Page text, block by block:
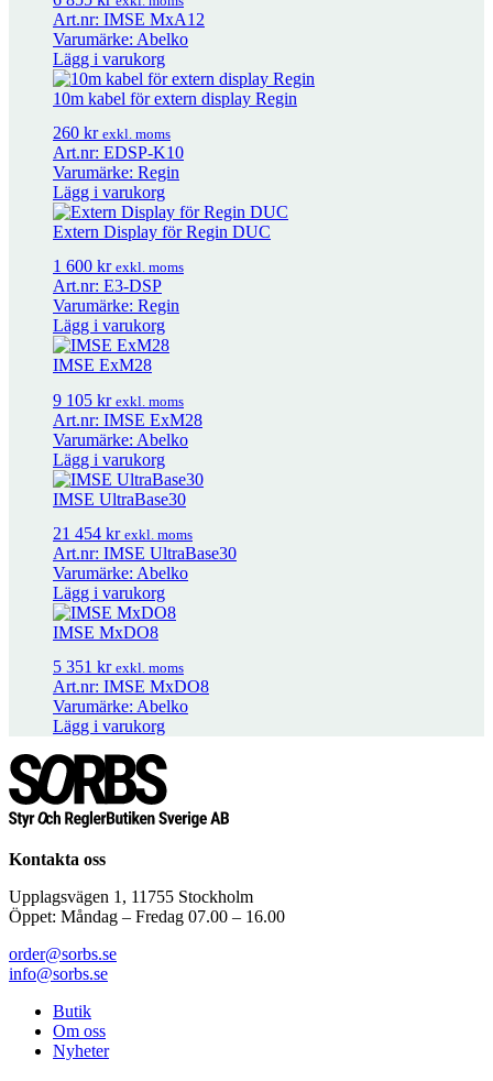
Adapter för M400/M800/M1500 på Reginventiler
Adapter för RVAN5/10 på Sauterventiler
Adapter för RVAN5/10 på Johnson Controlsventiler
Adapter för M400/M800 på äldre Regin & OSBYventiler
Adapter för Regins RVA-ställdon till Belimo ventil Ø8
Adapter för Regins RVA-ställdon till Osby-ventiler
Packbox Regin för NTVS, GTVS/GTRS m.m.
TG-DH312/Pt1000..
exkl. moms
Art.nr: IMSE MxA12
Varumärke: Abelko
Lägg i varukorg
10m kabel för extern display Regin
260 kr exkl. moms
Art.nr: EDSP-K10
Varumärke: Regin
Lägg i varukorg
Extern Display för Regin DUC
1 600 kr exkl. moms
Art.nr: E3-DSP
Varumärke: Regin
Lägg i varukorg
IMSE ExM28
9 105 kr exkl. moms
Art.nr: IMSE ExM28
Varumärke: Abelko
Lägg i varukorg
IMSE UltraBase30
21 454 kr exkl. moms
Art.nr: IMSE UltraBase30
Varumärke: Abelko
Lägg i varukorg
IMSE MxDO8
5 351 kr exkl. moms
Art.nr: IMSE MxDO8
Varumärke: Abelko
Lägg i varukorg
Kontakta oss
Upplagsvägen 1, 11755 Stockholm
Öppet: Måndag – Fredag 07.00 – 16.00
order@sorbs.se
info@sorbs.se
Butik
Om oss
Nyheter